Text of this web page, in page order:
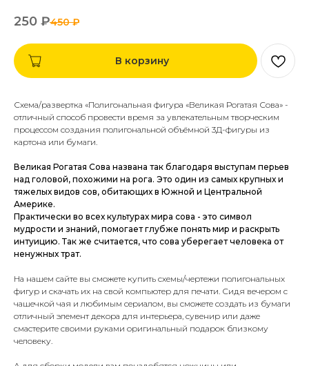
250 ₽450 ₽
В корзину
Схема/развертка «Полигональная фигура «Великая Рогатая Сова» -
отличный способ провести время за увлекательным творческим
процессом создания полигональной объёмной 3Д-фигуры из
картона или бумаги.
Великая Рогатая Сова названа так благодаря выступам перьев
над головой, похожими на рога. Это один из самых крупных и
тяжелых видов сов, обитающих в Южной и Центральной
Америке.
Практически во всех культурах мира сова - это символ
мудрости и знаний, помогает глубже понять мир и раскрыть
интуицию. Так же считается, что сова уберегает человека от
ненужных трат.
На нашем сайте вы сможете купить схемы/чертежи полигональных
фигур и скачать их на свой компьютер для печати. Сидя вечером с
чашечкой чая и любимым сериалом, вы сможете создать из бумаги
отличный элемент декора для интерьера, сувенир или даже
смастерите своими руками оригинальный подарок близкому
человеку.